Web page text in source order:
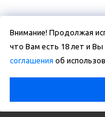
Внимание! Продолжая
что Вам есть 18 лет и Вы
соглашения об